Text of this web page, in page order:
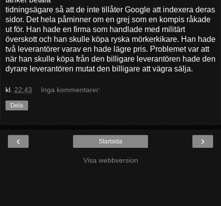
tidningsägare så att de inte tillåter Google att indexera deras
sidor. Det hela påminner om en grej som en kompis råkade
ut för. Han hade en firma som handlade med militärt
överskott och han skulle köpa ryska mörkerkikare. Han hade
två leverantörer varav en hade lägre pris. Problemet var att
när han skulle köpa från den billigare leverantören hade den
dyrare leverantören mutat den billigare att vägra sälja.
kl. 22:43 Inga kommentarer:
Dela
‹ ›
Startsida
Visa webbversion